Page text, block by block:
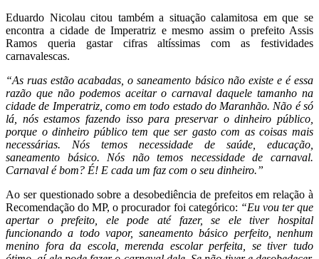
Eduardo Nicolau citou também a situação calamitosa em que se
encontra a cidade de Imperatriz e mesmo assim o prefeito Assis
Ramos queria gastar cifras altíssimas com as festividades
carnavalescas.
“As ruas estão acabadas, o saneamento básico não existe e é essa
razão que não podemos aceitar o carnaval daquele tamanho na
cidade de Imperatriz, como em todo estado do Maranhão. Não é só
lá, nós estamos fazendo isso para preservar o dinheiro público,
porque o dinheiro público tem que ser gasto com as coisas mais
necessárias. Nós temos necessidade de saúde, educação,
saneamento básico. Nós não temos necessidade de carnaval.
Carnaval é bom? É! E cada um faz com o seu dinheiro.”
Ao ser questionado sobre a desobediência de prefeitos em relação à
Recomendação do MP, o procurador foi categórico: “Eu vou ter que
apertar o prefeito, ele pode até fazer, se ele tiver hospital
funcionando a todo vapor, saneamento básico perfeito, nenhum
menino fora da escola, merenda escolar perfeita, se tiver tudo